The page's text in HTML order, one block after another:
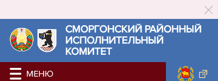
СМОРГОНСКИЙ РАЙОННЫЙ
ИСПОЛНИТЕЛЬНЫЙ
КОМИТЕТ